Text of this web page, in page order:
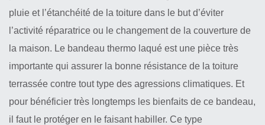
pluie et l’étanchéité de la toiture dans le but d’éviter
l’activité réparatrice ou le changement de la couverture de
la maison. Le bandeau thermo laqué est une pièce très
importante qui assurer la bonne résistance de la toiture
terrassée contre tout type des agressions climatiques. Et
pour bénéficier très longtemps les bienfaits de ce bandeau,
il faut le protéger en le faisant habiller. Ce type